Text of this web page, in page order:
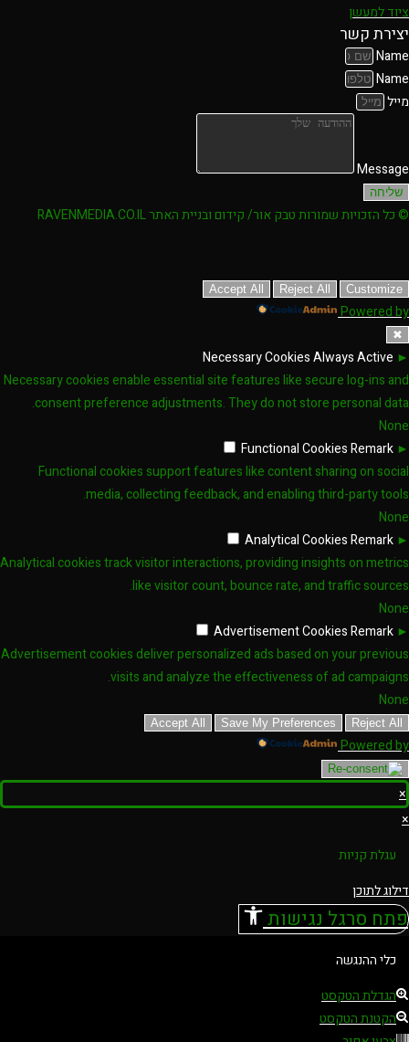
ציוד למעשן
יצירת קשר
Name
Name
מייל
Message
שליחה
© כל הזכויות שמורות טבק אור/ קידום ובניית האתר RAVENMEDIA.CO.IL
Customize
Reject All
Accept All
Powered by
✖
►
Necessary CookiesAlways Active
Necessary cookies enable essential site features like secure log-ins and
consent preference adjustments. They do not store personal data.
None
►
Functional CookiesRemark
Functional cookies support features like content sharing on social
media, collecting feedback, and enabling third-party tools.
None
►
Analytical CookiesRemark
Analytical cookies track visitor interactions, providing insights on metrics
like visitor count, bounce rate, and traffic sources.
None
►
Advertisement CookiesRemark
Advertisement cookies deliver personalized ads based on your previous
visits and analyze the effectiveness of ad campaigns.
None
Reject All
Save My Preferences
Accept All
Powered by
×
×
עגלת קניות
דילוג לתוכן
פתח סרגל נגישות
כלי ההנגשה
הגדלת הטקסט
הקטנת הטקסט